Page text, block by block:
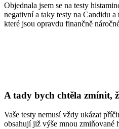
Objednala jsem se na testy
negativní a taky testy na Candidu
které jsou opravdu finančně
A tady bych chtěla zmínit,
Vaše testy nemusí vždy ukázat
obsahují již výše mnou zmiňované